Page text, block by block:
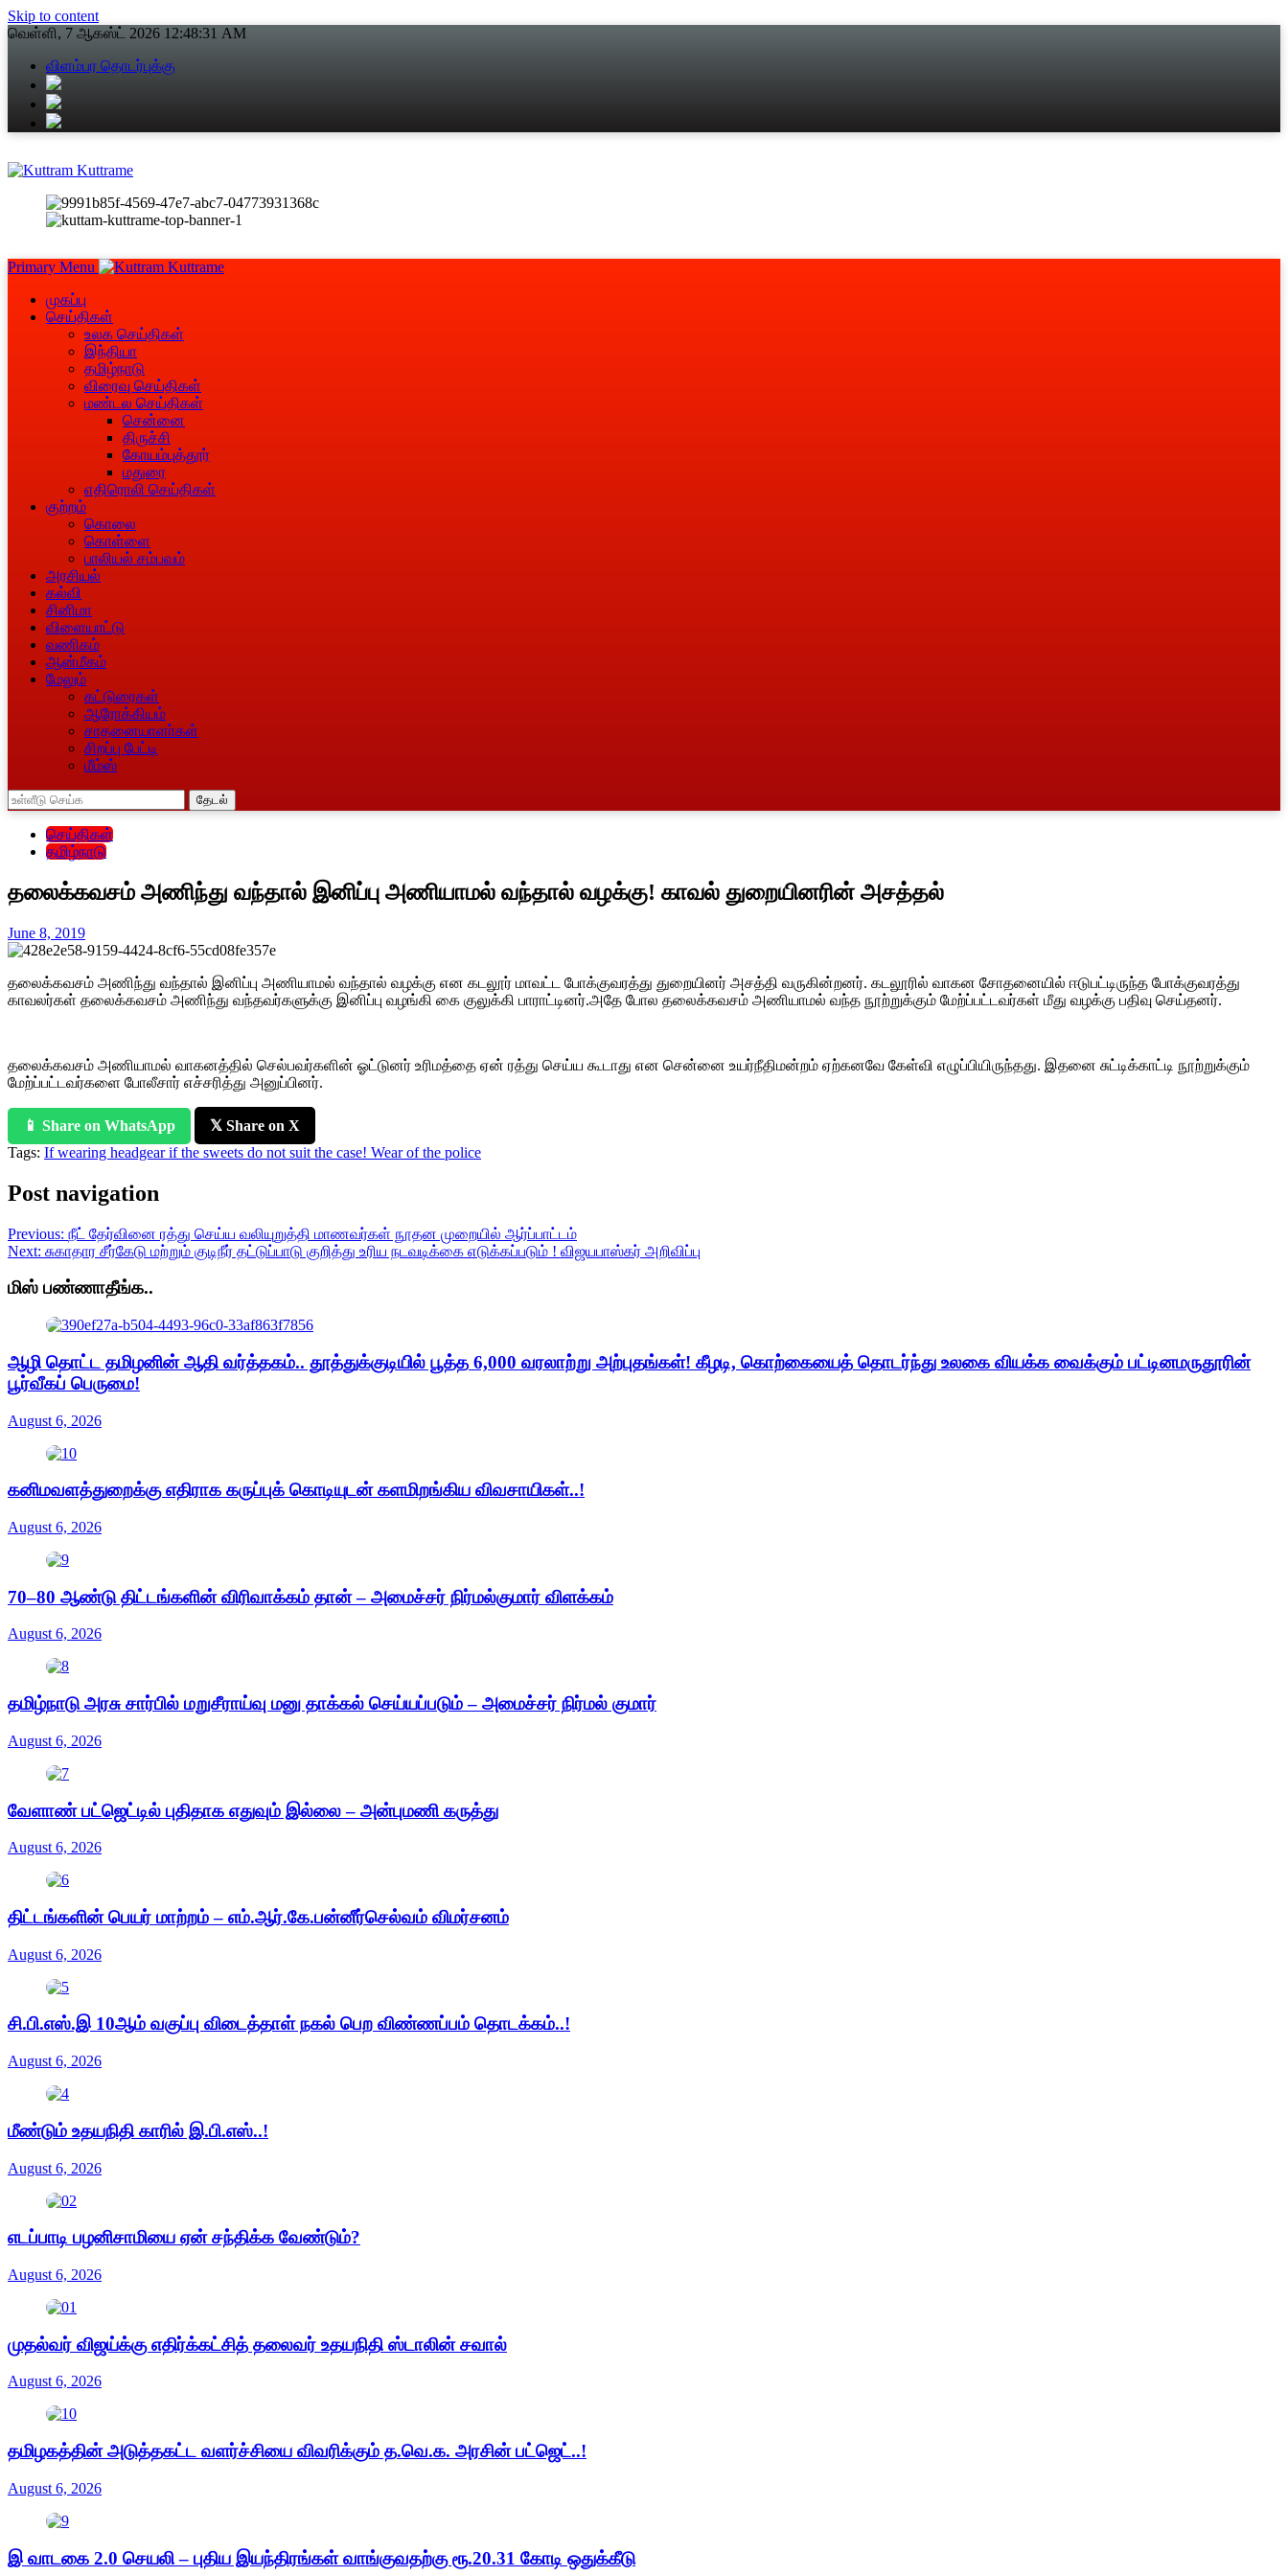
Skip to content
வெள்ளி, 7 ஆகஸ்ட் 2026 12:48:32 AM
விளம்பர தொடர்புக்கு
Primary Menu
முகப்பு
செய்திகள்
உலக செய்திகள்
இந்தியா
தமிழ்நாடு
விரைவு செய்திகள்
மண்டல செய்திகள்
சென்னை
திருச்சி
கோயம்புத்தூர்
மதுரை
எதிரொலி செய்திகள்
குற்றம்
கொலை
கொள்ளை
பாலியல் சம்பவம்
அரசியல்
கல்வி
சினிமா
விளையாட்டு
வணிகம்
ஆன்மீகம்
மேலும்
கட்டுரைகள்
ஆரோக்கியம்
சாதனையாளா்கள்
சிறப்பு பேட்டி
மீம்ஸ்
தேடல்
செய்திகள்
தமிழ்நாடு
தலைக்கவசம் அணிந்து வந்தால் இனிப்பு அணியாமல் வந்தால் வழக்கு! காவல் துறையினரின் அசத்தல்
June 8, 2019
தலைக்கவசம் அணிந்து வந்தால் இனிப்பு அணியாமல் வந்தால் வழக்கு என கடலூர் மாவட்ட போக்குவரத்து துறையினர் அசத்தி வருகின்றனர். கடலூரில் வாகன சோதனையில் ஈடுபட்டிருந்த போக்குவரத்து
காவலர்கள் தலைக்கவசம் அணிந்து வந்தவர்களுக்கு இனிப்பு வழங்கி கை குலுக்கி பாராட்டினர்.அதே போல தலைக்கவசம் அணியாமல் வந்த நூற்றுக்கும் மேற்ப்பட்டவர்கள் மீது வழக்கு பதிவு செய்தனர்.
தலைக்கவசம் அணியாமல் வாகனத்தில் செல்பவர்களின் ஓட்டுனர் உரிமத்தை ஏன் ரத்து செய்ய கூடாது என சென்னை உயர்நீதிமன்றம் ஏற்கனவே கேள்வி எழுப்பியிருந்தது. இதனை சுட்டிக்காட்டி நூற்றுக்கும்
மேற்ப்பட்டவர்களை போலீசார் எச்சரித்து அனுப்பினர்.
📱 Share on WhatsApp
𝕏 Share on X
Tags: If wearing headgear if the sweets do not suit the case! Wear of the police
Post navigation
Previous: நீட் தேர்வினை ரத்து செய்ய வலியுறுத்தி மாணவர்கள் நூதன முறையில் ஆர்ப்பாட்டம்
Next: சுகாதார சீர்கேடு மற்றும் குடிநீர் தட்டுப்பாடு குறித்து உரிய நடவடிக்கை எடுக்கப்படும் ! விஜயபாஸ்கர் அறிவிப்பு
மிஸ் பண்ணாதீங்க..
ஆழி தொட்ட தமிழனின் ஆதி வர்த்தகம்.. தூத்துக்குடியில் பூத்த 6,000 வரலாற்று அற்புதங்கள்! கீழடி, கொற்கையைத் தொடர்ந்து உலகை வியக்க வைக்கும் பட்டினமருதூரின்
பூர்வீகப் பெருமை!
August 6, 2026
கனிமவளத்துறைக்கு எதிராக கருப்புக் கொடியுடன் களமிறங்கிய விவசாயிகள்..!
August 6, 2026
70–80 ஆண்டு திட்டங்களின் விரிவாக்கம் தான் – அமைச்சர் நிர்மல்குமார் விளக்கம்
August 6, 2026
தமிழ்நாடு அரசு சார்பில் மறுசீராய்வு மனு தாக்கல் செய்யப்படும் – அமைச்சர் நிர்மல் குமார்
August 6, 2026
வேளாண் பட்ஜெட்டில் புதிதாக எதுவும் இல்லை – அன்புமணி கருத்து
August 6, 2026
திட்டங்களின் பெயர் மாற்றம் – எம்.ஆர்.கே.பன்னீர்செல்வம் விமர்சனம்
August 6, 2026
சி.பி.எஸ்.இ 10ஆம் வகுப்பு விடைத்தாள் நகல் பெற விண்ணப்பம் தொடக்கம்..!
August 6, 2026
மீண்டும் உதயநிதி காரில் இ.பி.எஸ்..!
August 6, 2026
எடப்பாடி பழனிசாமியை ஏன் சந்திக்க வேண்டும்?
August 6, 2026
முதல்வர் விஜய்க்கு எதிர்க்கட்சித் தலைவர் உதயநிதி ஸ்டாலின் சவால்
August 6, 2026
தமிழகத்தின் அடுத்தகட்ட வளர்ச்சியை விவரிக்கும் த.வெ.க. அரசின் பட்ஜெட்..!
August 6, 2026
இ வாடகை 2.0 செயலி – புதிய இயந்திரங்கள் வாங்குவதற்கு ரூ.20.31 கோடி ஒதுக்கீடு